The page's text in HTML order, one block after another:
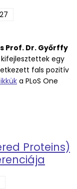
Prof. Dr. Győrffy
egy
fals pozitív
a PLoS One
többszörös
Proteins)